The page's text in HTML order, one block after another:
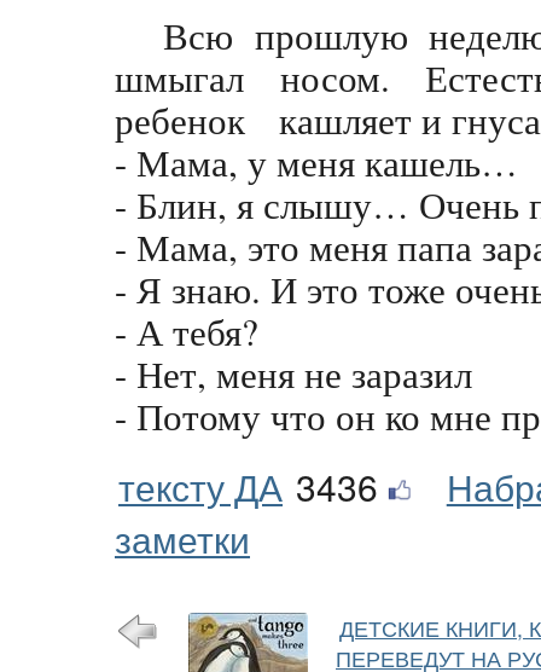
Всю прошлую
шмыгал носом.
ребенок кашляет и
- Мама, у меня кашель…
- Блин, я слышу… Очень
- Мама, это меня папа
- Я знаю. И это тоже
- А тебя?
- Нет, меня не заразил
- Потому что он ко мне
тексту ДА 3436
заметки
ДЕТСКИЕ КНИГИ,
ПЕРЕВЕДУТ НА